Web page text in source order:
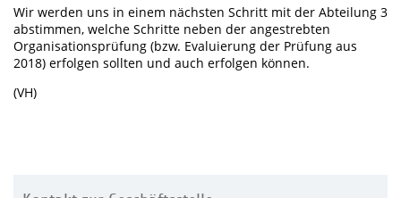
Wir werden uns in einem nächsten Schritt mit der Abteilung 3
abstimmen, welche Schritte neben der angestrebten
Organisationsprüfung (bzw. Evaluierung der Prüfung aus
2018) erfolgen sollten und auch erfolgen können.
(VH)